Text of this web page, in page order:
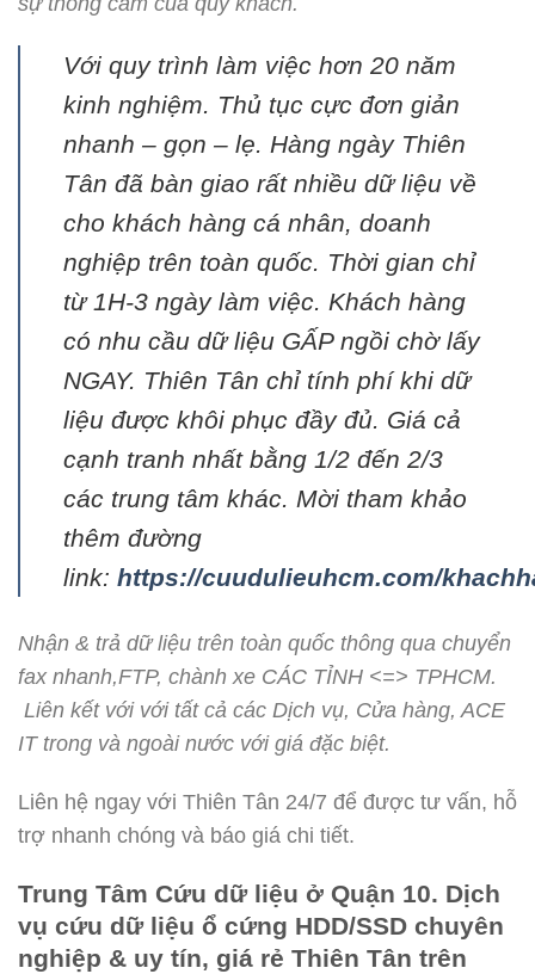
Với quy trình làm việc hơn 20 năm
kinh nghiệm. Thủ tục cực đơn giản
nhanh – gọn – lẹ. Hàng ngày Thiên
Tân đã bàn giao rất nhiều dữ liệu về
cho khách hàng cá nhân, doanh
nghiệp trên toàn quốc. Thời gian chỉ
từ 1H-3 ngày làm việc. Khách hàng
có nhu cầu dữ liệu GẤP ngồi chờ lấy
NGAY. Thiên Tân chỉ tính phí khi dữ
liệu được khôi phục đầy đủ. Giá cả
cạnh tranh nhất bằng 1/2 đến 2/3
các trung tâm khác. Mời tham khảo
thêm đường
link: https://cuudulieuhcm.com/
Nhận & trả dữ liệu trên toàn quốc thông qua chuyển
fax nhanh,FTP, chành xe CÁC TỈNH <=> TPHCM.
Liên kết với với tất cả các Dịch vụ, Cửa hàng, ACE
IT trong và ngoài nước với giá đặc biệt.
Liên hệ ngay với Thiên Tân 24/7 để được tư vấn, hỗ
trợ nhanh chóng và báo giá chi tiết.
Trung Tâm Cứu dữ liệu ở Quận 10. Dịch
vụ cứu dữ liệu ổ cứng HDD/SSD chuyên
nghiệp & uy tín, giá rẻ Thiên Tân trên